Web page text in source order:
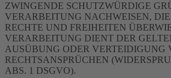
ZWINGENDE SCHUTZWÜRDIGE
VERARBEITUNG NACHWEISEN,
RECHTE UND FREIHEITEN
VERARBEITUNG DIENT DER
AUSÜBUNG ODER VERTEIDIGUNG
RECHTSANSPRÜCHEN
ABS. 1 DSGVO).